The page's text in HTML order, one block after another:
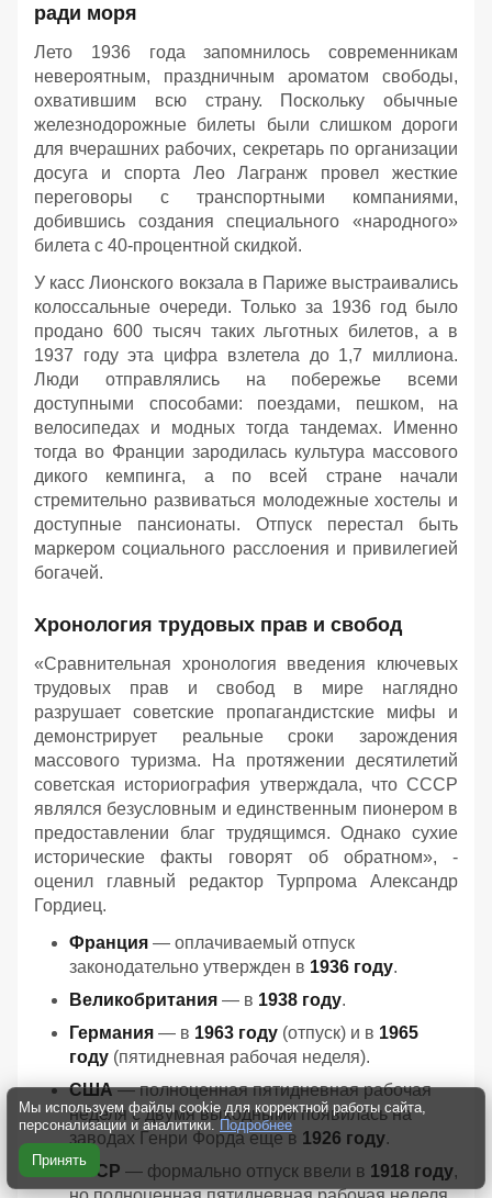
ради моря
Лето 1936 года запомнилось современникам
невероятным, праздничным ароматом свободы,
охватившим всю страну. Поскольку обычные
железнодорожные билеты были слишком дороги
для вчерашних рабочих, секретарь по организации
досуга и спорта Лео Лагранж провел жесткие
переговоры с транспортными компаниями,
добившись создания специального «народного»
билета с 40-процентной скидкой.
У касс Лионского вокзала в Париже выстраивались
колоссальные очереди. Только за 1936 год было
продано 600 тысяч таких льготных билетов, а в
1937 году эта цифра взлетела до 1,7 миллиона.
Люди отправлялись на побережье всеми
доступными способами: поездами, пешком, на
велосипедах и модных тогда тандемах. Именно
тогда во Франции зародилась культура массового
дикого кемпинга, а по всей стране начали
стремительно развиваться молодежные хостелы и
доступные пансионаты. Отпуск перестал быть
маркером социального расслоения и привилегией
богачей.
Хронология трудовых прав и свобод
«Сравнительная хронология введения ключевых
трудовых прав и свобод в мире наглядно
разрушает советские пропагандистские мифы и
демонстрирует реальные сроки зарождения
массового туризма. На протяжении десятилетий
советская историография утверждала, что СССР
являлся безусловным и единственным пионером в
предоставлении благ трудящимся. Однако сухие
исторические факты говорят об обратном», -
оценил главный редактор Турпрома Александр
Гордиец.
Франция — оплачиваемый отпуск
законодательно утвержден в 1936 году.
Великобритания — в 1938 году.
Германия — в 1963 году (отпуск) и в 1965
году (пятидневная рабочая неделя).
США— полноценная пятидневная рабочая
неделя с двумя выходными появилась на
заводах Генри Форда еще в 1926 году.
СССР — формально отпуск ввели в 1918 году,
Мы используем файлы cookie для корректной работы сайта,
персонализации и аналитики. Подробнее
Принять